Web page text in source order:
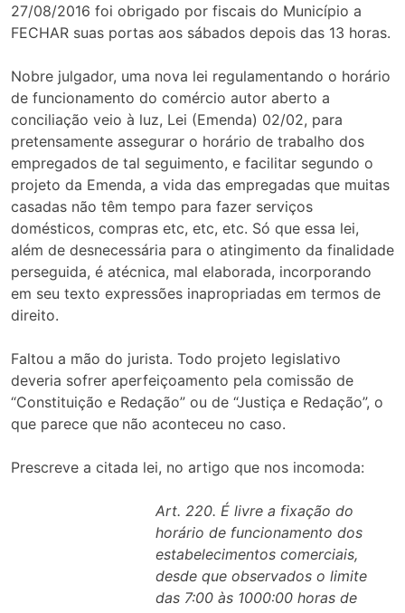
27/08/2016 foi obrigado por fiscais do Município a
FECHAR suas portas aos sábados depois das 13 horas.
Nobre julgador, uma nova lei regulamentando o horário
de funcionamento do comércio autor aberto a
conciliação veio à luz, Lei (Emenda) 02/02, para
pretensamente assegurar o horário de trabalho dos
empregados de tal seguimento, e facilitar segundo o
projeto da Emenda, a vida das empregadas que muitas
casadas não têm tempo para fazer serviços
domésticos, compras etc, etc, etc. Só que essa lei,
além de desnecessária para o atingimento da finalidade
perseguida, é atécnica, mal elaborada, incorporando
em seu texto expressões inapropriadas em termos de
direito.
Faltou a mão do jurista. Todo projeto legislativo
deveria sofrer aperfeiçoamento pela comissão de
“Constituição e Redação” ou de “Justiça e Redação”, o
que parece que não aconteceu no caso.
Prescreve a citada lei, no artigo que nos incomoda:
Art. 220. É livre a fixação do
horário de funcionamento dos
estabelecimentos comerciais,
desde que observados o limite
das 7:00 às 1000:00 horas de